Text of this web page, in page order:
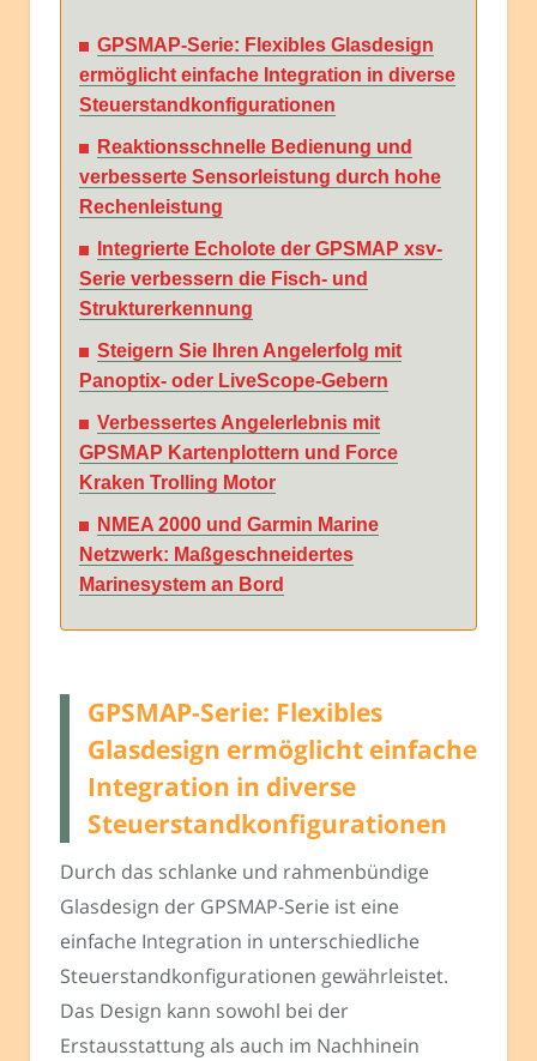
GPSMAP-Serie: Flexibles Glasdesign
ermöglicht einfache Integration in diverse
Steuerstandkonfigurationen
Reaktionsschnelle Bedienung und
verbesserte Sensorleistung durch hohe
Rechenleistung
Integrierte Echolote der GPSMAP xsv-
Serie verbessern die Fisch- und
Strukturerkennung
Steigern Sie Ihren Angelerfolg mit
Panoptix- oder LiveScope-Gebern
Verbessertes Angelerlebnis mit
GPSMAP Kartenplottern und Force
Kraken Trolling Motor
NMEA 2000 und Garmin Marine
Netzwerk: Maßgeschneidertes
Marinesystem an Bord
GPSMAP-Serie: Flexibles
Glasdesign ermöglicht einfache
Integration in diverse
Steuerstandkonfigurationen
Durch das schlanke und rahmenbündige
Glasdesign der GPSMAP-Serie ist eine
einfache Integration in unterschiedliche
Steuerstandkonfigurationen gewährleistet.
Das Design kann sowohl bei der
Erstausstattung als auch im Nachhinein